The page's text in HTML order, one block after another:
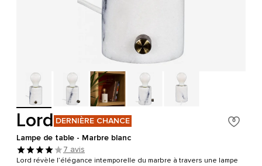
Lord DERNIÈRE CHANCE
Lampe de table - Marbre blanc
7 avis
Lord révèle l’élégance intemporelle du marbre à travers une lampe